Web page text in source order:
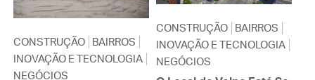
CONSTRUÇÃO BAIRROS
INOVAÇÃO E TECNOLOGIA
NEGÓCIOS
CONSTRUÇÃO BAIRROS
INOVAÇÃO E TECNOLOGIA
NEGÓCIOS